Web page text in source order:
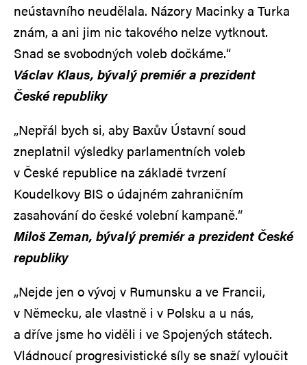
neústavního neudělala. Názory Macinky a Turka
znám, a ani jim nic takového nelze vytknout.
Snad se svobodných voleb dočkáme.“
Václav Klaus, bývalý premiér a prezident
České republiky
„Nepřál bych si, aby Baxův Ústavní soud
zneplatnil výsledky parlamentních voleb
v České republice na základě tvrzení
Koudelkovy BIS o údajném zahraničním
zasahování do české volební kampaně.“
Miloš Zeman, bývalý premiér a prezident České
republiky
„Nejde jen o vývoj v Rumunsku a ve Francii,
v Německu, ale vlastně i v Polsku a u nás,
a dříve jsme ho viděli i ve Spojených státech.
Vládnoucí progresivistické síly se snaží vyloučit